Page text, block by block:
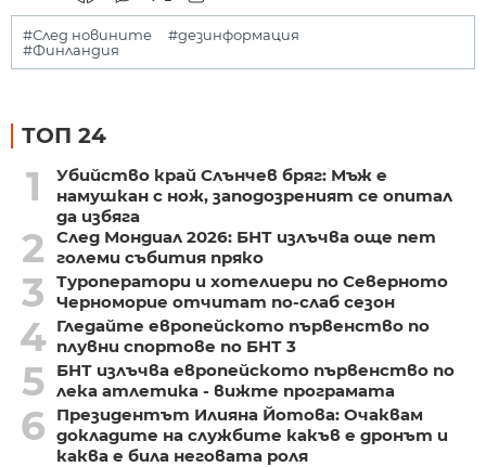
#След новините
#дезинформация
#Финландия
ТОП 24
1
Убийство край Слънчев бряг: Мъж е
намушкан с нож, заподозреният се опитал
да избяга
2
След Мондиал 2026: БНТ излъчва още пет
големи събития пряко
3
Туроператори и хотелиери по Северното
Черноморие отчитат по-слаб сезон
4 Гледайте европейското първенство по
плувни спортове по БНТ 3
5
БНТ излъчва европейското първенство по
лека атлетика - вижте програмата
6
Президентът Илияна Йотова: Очаквам
докладите на службите какъв е дронът и
каква е била неговата роля